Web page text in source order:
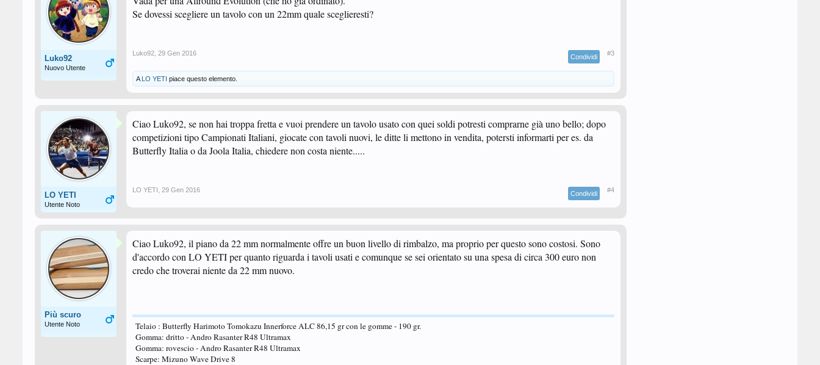
Luko92
Nuovo Utente
Se dovessi scegliere un tavolo con un 22mm quale sceglieresti?
Luko92 29 Gen 2016 Condividi #3
A LO YETI piace questo elemento.
LO YETI
Utente Noto
Ciao Luko92, se non hai troppa fretta e vuoi prendere un tavolo usato con quei soldi potresti comprarne già uno bello; dopo
competizioni tipo Campionati Italiani, giocate con tavoli nuovi, le ditte li mettono in vendita, potersti informarti per es. da
Butterfly Italia o da Joola Italia, chiedere non costa niente.....
LO YETI 29 Gen 2016 Condividi #4
Più scuro
Utente Noto
Ciao Luko92, il piano da 22 mm normalmente offre un buon livello di rimbalzo, ma proprio per questo sono costosi. Sono
d'accordo con LO YETI per quanto riguarda i tavoli usati e comunque se sei orientato su una spesa di circa 300 euro non
credo che troverai niente da 22 mm nuovo.
Telaio : Butterfly Harimoto Tomokazu Innerforce ALC 86,15 gr con le gomme - 190 gr.
Gomma: dritto - Andro Rasanter R48 Ultramax
Gomma: rovescio - Andro Rasanter R48 Ultramax
Scarpe: Mizuno Wave Drive 8